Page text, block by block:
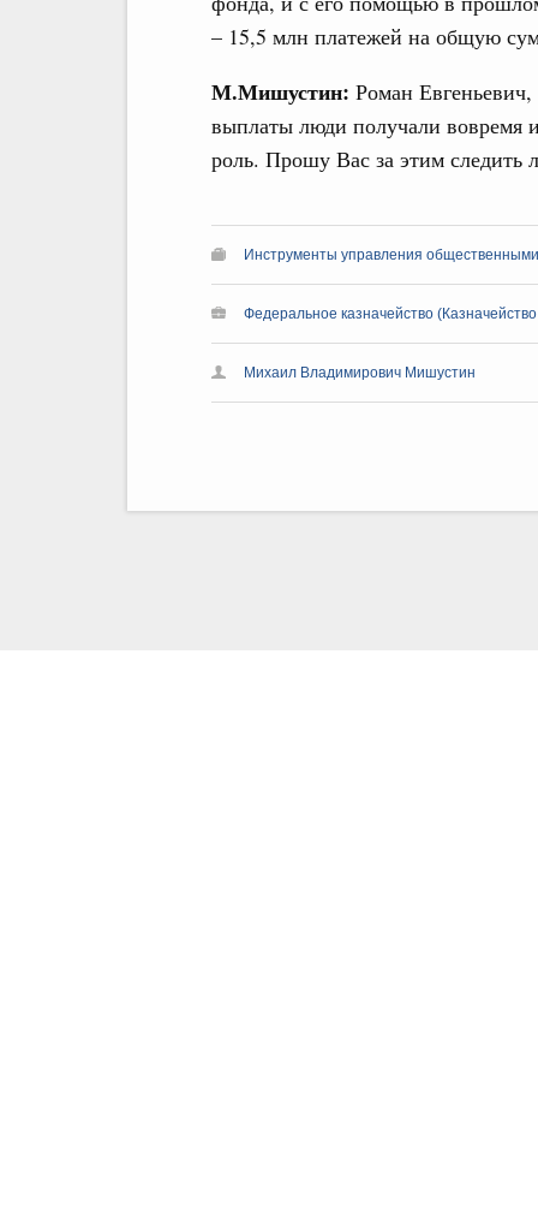
– 15,5 млн платежей на общую
М.Мишустин: Роман
выплаты люди получали вовремя
роль. Прошу Вас за этим следить
Инструменты управления
Федеральное казначейство
Михаил Владимирович Мишустин